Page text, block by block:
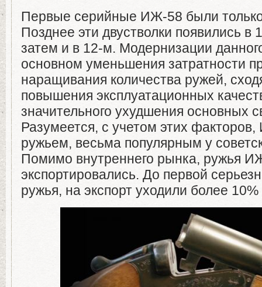
Первые серийные ИЖ-58 были
Позднее эти двустволки появились в
затем и в 12-м. Модернизации
основном уменьшения затратности
наращивания количества ружей,
повышения эксплуатационных
значительного ухудшения основных
Разумеется, с учетом этих
ружьем, весьма популярным у
Помимо внутреннего рынка, ружья
экспортировались. До первой
ружья, на экспорт уходили более